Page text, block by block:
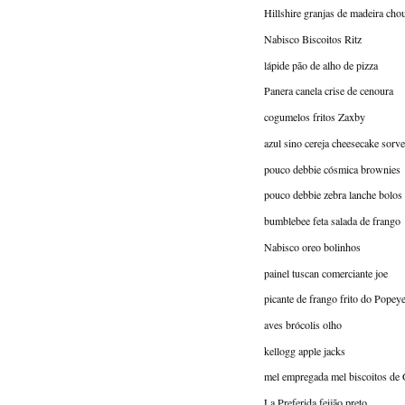
Hillshire granjas de madeira
Nabisco Biscoitos Ritz
lápide pão de alho de pizza
Panera canela crise de cenoura
cogumelos fritos Zaxby
azul sino cereja cheesecake
pouco debbie cósmica brownies
pouco debbie zebra lanche bolos
bumblebee feta salada de frango
Nabisco oreo bolinhos
painel tuscan comerciante joe
picante de frango frito do Popeye
aves brócolis olho
kellogg apple jacks
mel empregada mel biscoitos de